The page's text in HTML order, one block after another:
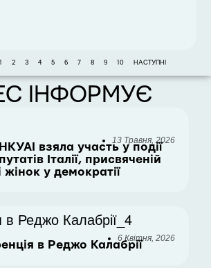
1 2 3 4 5 6 7 8 9 10 НАСТУПНІ
ІНФОРМУЄ
13 Травня, 2026
взяла участь у події
Італії, присвяченій
жінок у демократії
6 Квітня, 2026
в Реджо Калабрії